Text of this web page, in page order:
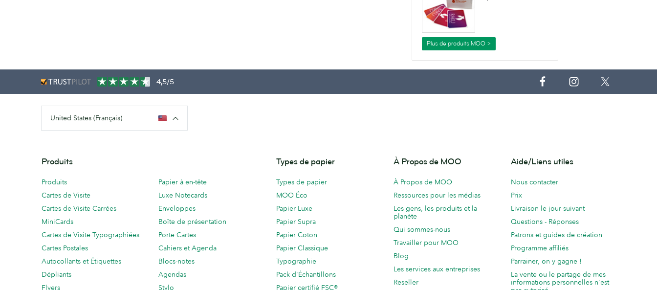
Plus de produits MOO >
4,5/5
United States (Français)
Produits
Produits
Cartes de Visite
Cartes de Visite Carrées
MiniCards
Cartes de Visite Typographiées
Cartes Postales
Autocollants et Étiquettes
Dépliants
Flyers
Papier à en-tête
Luxe Notecards
Enveloppes
Boîte de présentation
Porte Cartes
Cahiers et Agenda
Blocs-notes
Agendas
Stylo
Types de papier
Types de papier
MOO Éco
Papier Luxe
Papier Supra
Papier Coton
Papier Classique
Typographie
Pack d'Échantillons
Papier certifié FSC®
À Propos de MOO
À Propos de MOO
Ressources pour les médias
Les gens, les produits et la
planète
Qui sommes-nous
Travailler pour MOO
Blog
Les services aux entreprises
Reseller
Aide/Liens utiles
Nous contacter
Prix
Livraison le jour suivant
Questions - Réponses
Patrons et guides de création
Programme affiliés
Parrainer, on y gagne !
La vente ou le partage de mes
informations personnelles n'est